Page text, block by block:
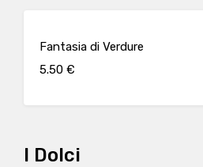
Fantasia di Verdure
5.50 €
I Dolci